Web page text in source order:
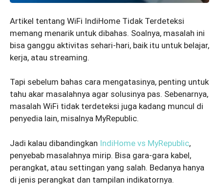
Artikel tentang WiFi IndiHome Tidak Terdeteksi
memang menarik untuk dibahas. Soalnya, masalah ini
bisa ganggu aktivitas sehari-hari, baik itu untuk belajar,
kerja, atau streaming.
Tapi sebelum bahas cara mengatasinya, penting untuk
tahu akar masalahnya agar solusinya pas. Sebenarnya,
masalah WiFi tidak terdeteksi juga kadang muncul di
penyedia lain, misalnya MyRepublic.
Jadi kalau dibandingkan IndiHome vs MyRepublic,
penyebab masalahnya mirip. Bisa gara-gara kabel,
perangkat, atau settingan yang salah. Bedanya hanya
di jenis perangkat dan tampilan indikatornya.